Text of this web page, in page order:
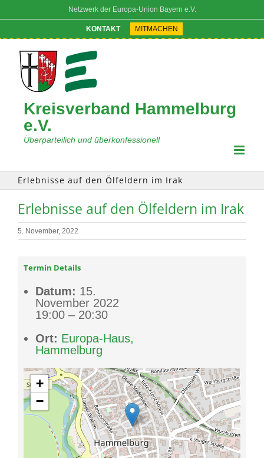
Netzwerk der Europa-Union Bayern e.V.
KONTAKT MITMACHEN
Kreisverband Hammelburg
e.V.
Überparteilich und überkonfessionell
Erlebnisse auf den Ölfeldern im Irak
Erlebnisse auf den Ölfeldern im Irak
5. November, 2022
Termin Details
Datum: 15.
November 2022
19:00 – 20:30
Ort: Europa-Haus,
Hammelburg
+
−